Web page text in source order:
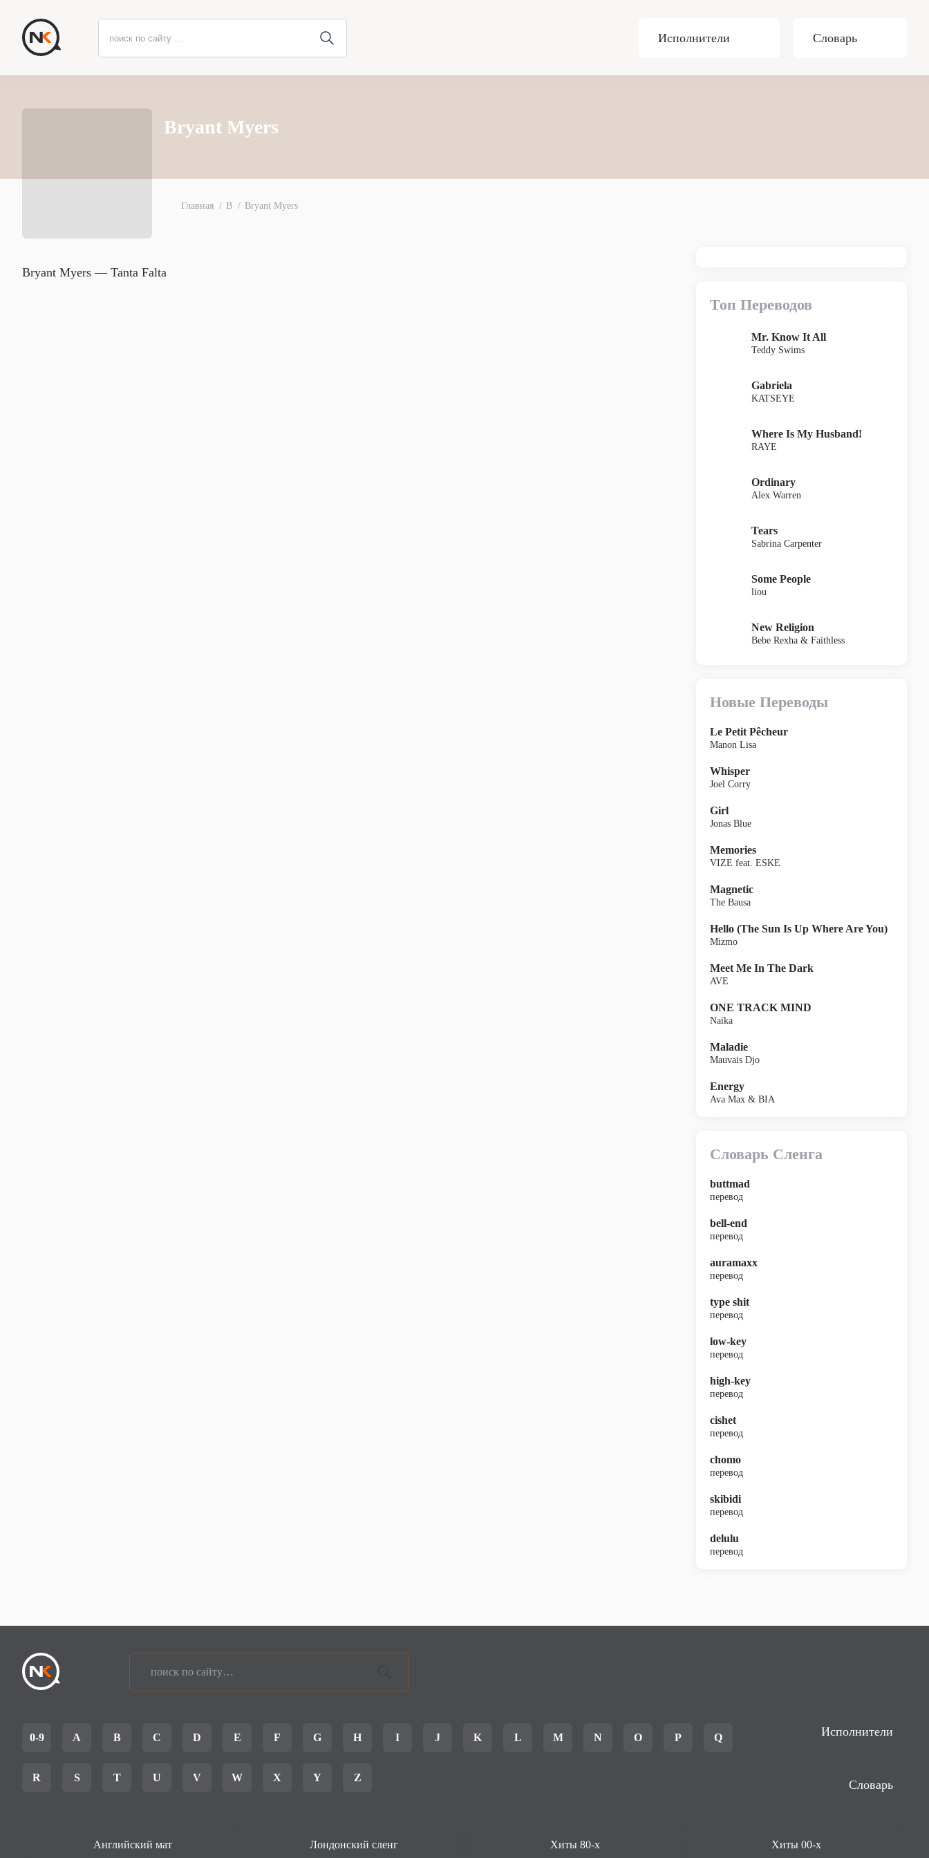
Исполнители Словарь
Bryant Myers
Главная B Bryant Myers
Bryant Myers — Tanta Falta
Топ Переводов
Mr. Know It All
Teddy Swims
Gabriela
KATSEYE
Where Is My Husband!
RAYE
Ordinary
Alex Warren
Tears
Sabrina Carpenter
Some People
liou
New Religion
Bebe Rexha & Faithless
Новые Переводы
Le Petit Pêcheur
Manon Lisa
Whisper
Joel Corry
Girl
Jonas Blue
Memories
VIZE feat. ESKE
Magnetic
The Bausa
Hello (The Sun Is Up Where Are You)
Mizmo
Meet Me In The Dark
AVE
ONE TRACK MIND
Naïka
Maladie
Mauvais Djo
Energy
Ava Max & BIA
Словарь Сленга
buttmad
перевод
bell-end
перевод
auramaxx
перевод
type shit
перевод
low-key
перевод
high-key
перевод
cishet
перевод
chomo
перевод
skibidi
перевод
delulu
перевод
0-9 A B C D E F G H I J K L M N O P Q
R S T U V W X Y Z
Исполнители
Словарь
Английский мат Лондонский сленг Хиты 80-х Хиты 00-х